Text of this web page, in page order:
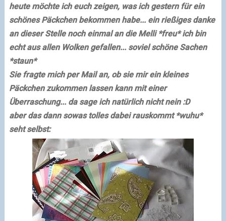
heute möchte ich euch zeigen, was ich gestern für ein
schönes Päckchen bekommen habe... ein rießiges danke
an dieser Stelle noch einmal an die Melli *freu* ich bin
echt aus allen Wolken gefallen... soviel schöne Sachen
*staun*
Sie fragte mich per Mail an, ob sie mir ein kleines
Päckchen zukommen lassen kann mit einer
Überraschung... da sage ich natürlich nicht nein :D
aber das dann sowas tolles dabei rauskommt *wuhu*
seht selbst: